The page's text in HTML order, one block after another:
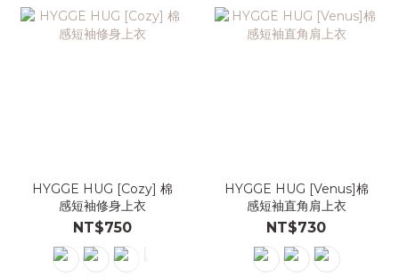
HYGGE HUG [Cozy] 棉
感短袖修身上衣
NT$750
HYGGE HUG [Venus]棉
感短袖直角肩上衣
NT$730